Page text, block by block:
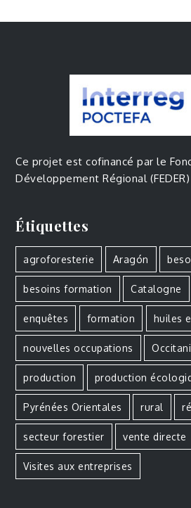
Ce projet est cofinancé par le
Développement Régional (FEDER)
Étiquettes
agroforesterie Aragón
besoins formation Catalogne
enquêtes formation huiles
nouvelles occupations
production production
Pyrénées Orientales rural
secteur forestier vente directe
Visites aux entreprises